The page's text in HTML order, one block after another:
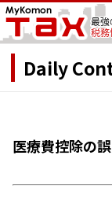
Daily
医療費控除の